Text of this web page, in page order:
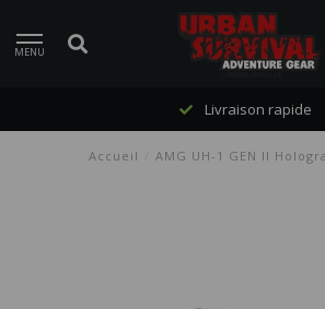
MENU
Livraison rapide
Accueil AMG UH-1 GEN II